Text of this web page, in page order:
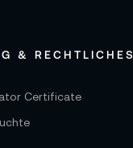
& RECHTLICHES
Certificate